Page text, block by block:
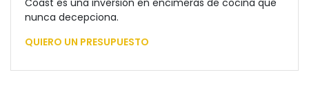
Coast es una inversión en encimeras de cocina que
nunca decepciona.
QUIERO UN PRESUPUESTO